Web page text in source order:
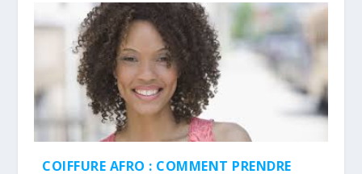
COIFFURE AFRO : COMMENT PRENDRE